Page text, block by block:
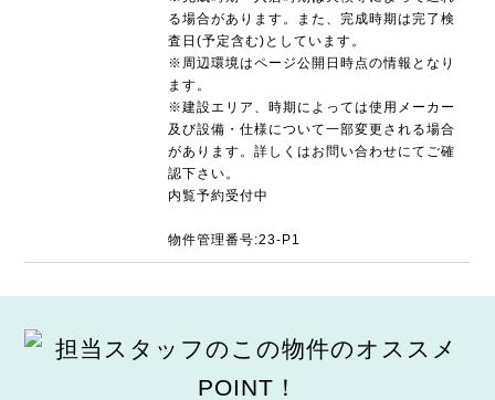
る場合があります。また、完成時期は完了検
査日(予定含む)としています。
※周辺環境はページ公開日時点の情報となり
ます。
※建設エリア、時期によっては使用メーカー
及び設備・仕様について一部変更される場合
があります。詳しくはお問い合わせにてご確
認下さい。
内覧予約受付中
物件管理番号:23-P1